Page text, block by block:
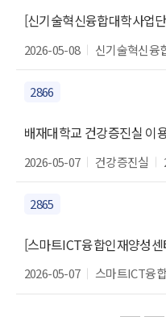
2026-05-08 신기술혁신융
2866
배재대학교 건강증진실 이
2026-05-07 건강증진실
2865
2026-05-07 스마트ICT융